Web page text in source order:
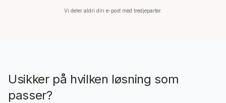
Vi deler aldri din e-post med tredjeparter.
Usikker på hvilken løsning som
passer?